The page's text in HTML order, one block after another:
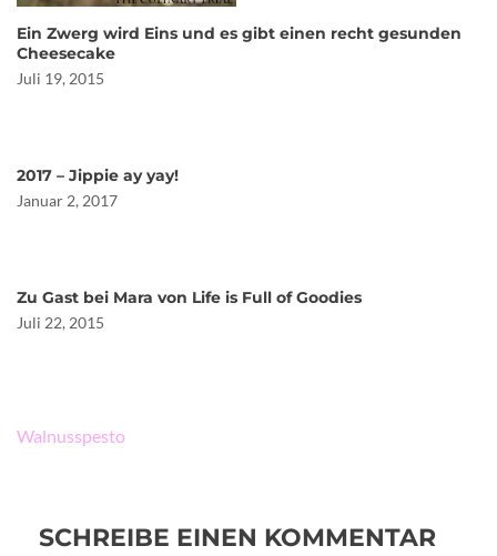
Ein Zwerg wird Eins und es gibt einen recht gesunden
Cheesecake
Juli 19, 2015
2017 – Jippie ay yay!
Januar 2, 2017
Zu Gast bei Mara von Life is Full of Goodies
Juli 22, 2015
Beitragsnavigation
Walnusspesto
SCHREIBE EINEN KOMMENTAR